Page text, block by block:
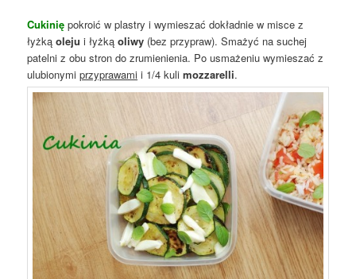
Cukinię pokroić w plastry i wymieszać dokładnie w misce z
łyżkąoleju i łyżkąoliwy (bez przypraw). Smażyć na suchej
patelni z obu stron do zrumienienia. Po usmażeniu wymieszać z
ulubionymiprzyprawami i 1/4 kuli mozzarelli.